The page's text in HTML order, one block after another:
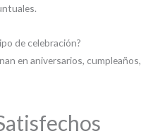
de celebración?
en aniversarios, cumpleaños,